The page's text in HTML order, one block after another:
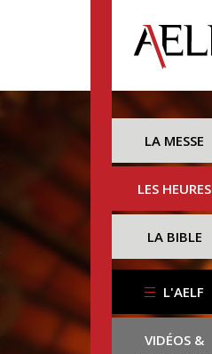
LA MESSE
LES HEURES
LA BIBLE
L'AELF
VIDÉOS &